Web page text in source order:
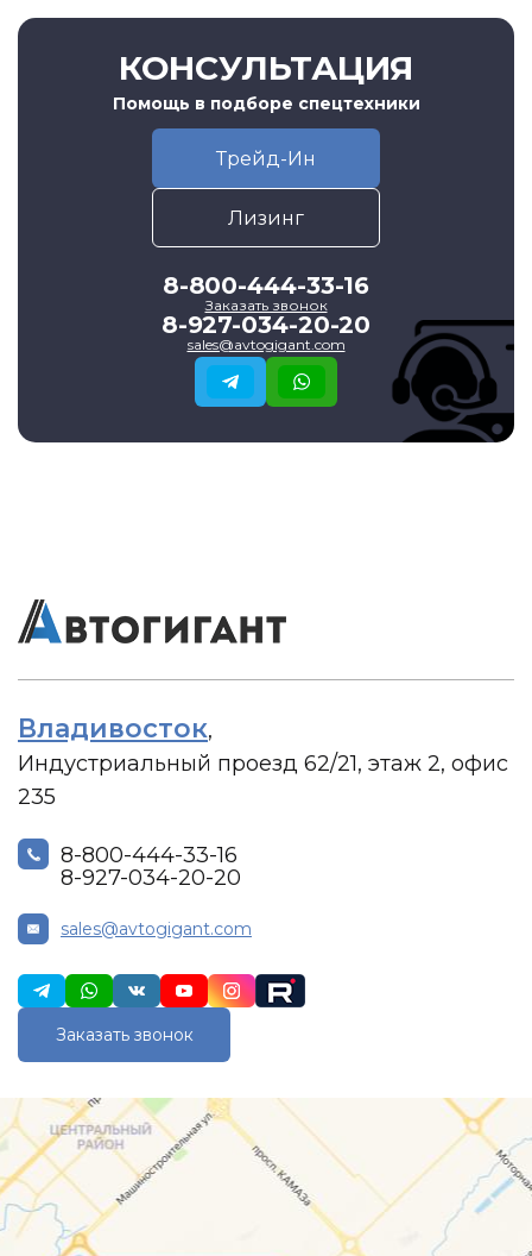
КОНСУЛЬТАЦИЯ
Помощь в подборе спецтехники
Трейд-Ин
Лизинг
8-800-444-33-16
Заказать звонок
8-927-034-20-20
sales@avtogigant.com
Владивосток,
Индустриальный проезд 62/21, этаж 2, офис
235
8-800-444-33-16
8-927-034-20-20
sales@avtogigant.com
Заказать звонок